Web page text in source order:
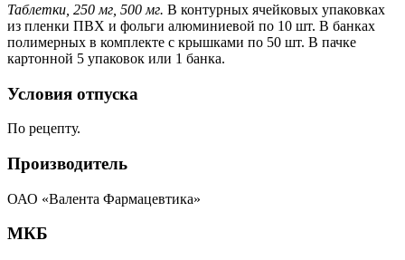
Таблетки, 250 мг, 500 мг. В контурных ячейковых упаковках
из пленки ПВХ и фольги алюминиевой по 10 шт. В банках
полимерных в комплекте с крышками по 50 шт. В пачке
картонной 5 упаковок или 1 банка.
Условия отпуска
По рецепту.
Производитель
ОАО «Валента Фармацевтика»
МКБ